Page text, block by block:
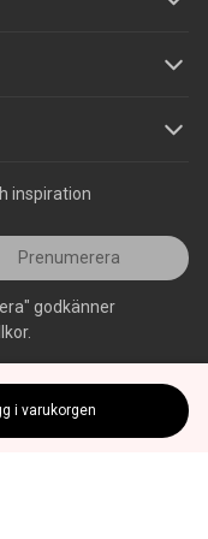
inspiration
Prenumerera
godkänner
i varukorgen